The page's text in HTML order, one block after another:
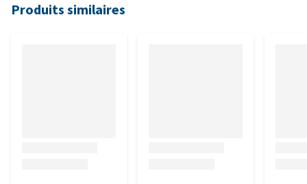
Produits similaires